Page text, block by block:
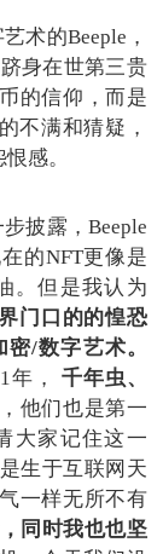
术的Beeple，
身在世第三贵
的信仰，而是
不满和猜疑，
感。
披露，Beeple
的NFT更像是
。但是我认为
门口的的惶恐
/数字艺术。
年， 千年虫、
他们也是第一
大家记住这一
生于互联网天
一样无所不有
同时我也也坚